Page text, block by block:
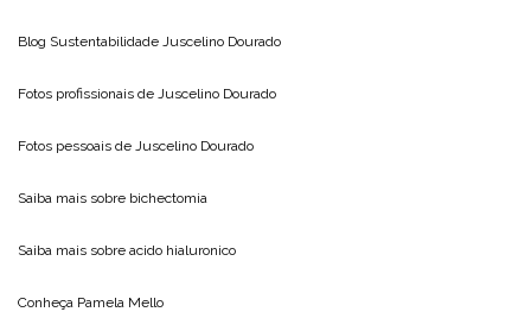
Blog Sustentabilidade Juscelino Dourado
Fotos profissionais de Juscelino Dourado
Fotos pessoais de Juscelino Dourado
Saiba mais sobre bichectomia
Saiba mais sobre acido hialuronico
Conheça Pamela Mello